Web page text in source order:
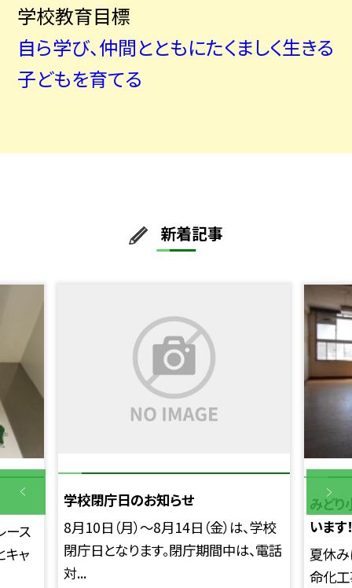
学校教育目標
自ら学び、仲間とともにたくましく生きる
子どもを育てる
新着記事
ース
キャ
学校閉庁日のお知らせ
8月10日（月）～8月14日（金）は、学校
閉庁日となります。閉庁期間中は、電話
対...
みど
います
夏休み
命化工